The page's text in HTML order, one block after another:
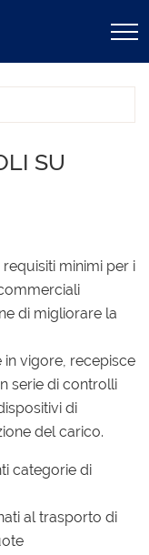
SU
requisiti minimi per i
di migliorare la
in vigore, recepisce
serie di controlli
di
del carico.
categorie di
al trasporto di